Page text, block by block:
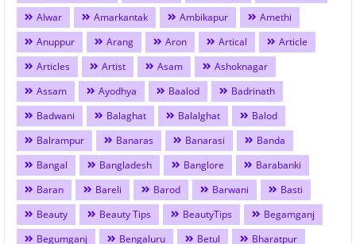
Alwar
Amarkantak Ambikapur
Amethi
Anuppur
Arang Aron Artical
Article
Articles
Artist Asam
Ashoknagar
Assam
Ayodhya Baalod
Badrinath
Badwani
Balaghat Balalghat
Balod
Balrampur
Banaras Banarasi
Banda
Bangal
Bangladesh Banglore
Barabanki
Baran
Bareli Barod Barwani
Basti
Beauty
Beauty Tips BeautyTips
Begamganj
Begumganj
Bengaluru Betul
Bharatpur